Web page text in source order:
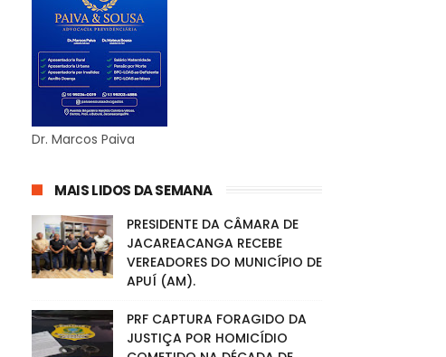
Dr. Marcos Paiva
MAIS LIDOS DA SEMANA
PRESIDENTE DA CÂMARA DE
JACAREACANGA RECEBE
VEREADORES DO MUNICÍPIO DE
APUÍ (AM).
PRF CAPTURA FORAGIDO DA
JUSTIÇA POR HOMICÍDIO